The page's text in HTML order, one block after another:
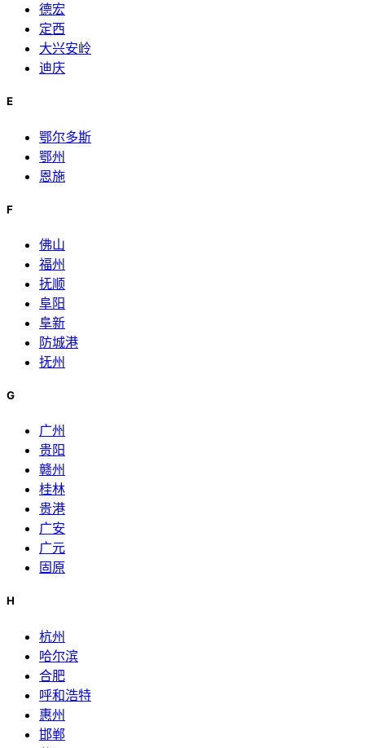
德宏
定西
大兴安岭
迪庆
E
鄂尔多斯
鄂州
恩施
F
佛山
福州
抚顺
阜阳
阜新
防城港
抚州
G
广州
贵阳
赣州
桂林
贵港
广安
广元
固原
H
杭州
哈尔滨
合肥
呼和浩特
惠州
邯郸